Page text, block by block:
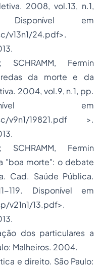
2008, vol.13, n.1,
em
v13n1/24.pdf>.
SCHRAMM, Fermin
da morte e da
2004, vol.9, n.1, pp.
em
v9n1/19821.pdf >.
SCHRAMM, Fermin
"boa morte": o debate
Cad. Saúde Pública.
119. Disponível em
v21n1/13.pdf>.
dos particulares a
Malheiros. 2004.
e direito. São Paulo: